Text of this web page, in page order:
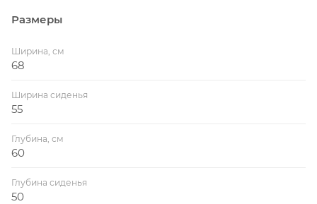
Размеры
Ширина, см
68
Ширина сиденья
55
Глубина, см
60
Глубина сиденья
50